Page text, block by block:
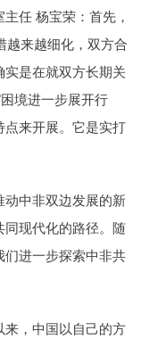
任 杨宝荣：首先，
越来越细化，双方合
是在就双方长期关
境进一步展开行
来开展。它是实打
中非双边发展的新
现代化的路径。随
进一步探索中非共
，中国以自己的方